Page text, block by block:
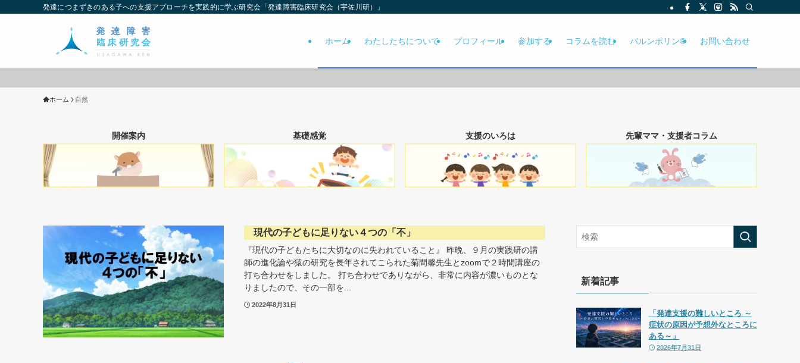
発達につまずきのある子への支援アプローチを実践的に学ぶ研究会「発達障害臨床研究会（宇佐川研）」
ホーム わたしたちについて プロフィール 参加する コラムを読む バルンポリン® お問い合わせ
ホーム 自然
開催案内 基礎感覚 支援のいろは 先輩ママ・支援者コラム
現代の子どもに足りない４つの「不」
『現代の子どもたちに大切なのに失われていること』 昨晩、９月の実践研の講
師の進化論や猿の研究を長年されてこられた菊間馨先生とzoomで２時間講座の
打ち合わせをしました。 打ち合わせでありながら、非常に内容が濃いものとな
りましたので、その一部を...
2022年8月31日
新着記事
「発達支援の難しいところ ～
症状の原因が予想外なところに
ある～」
2026年7月31日